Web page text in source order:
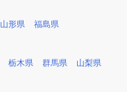
山形県 福島県
栃木県 群馬県 山梨県